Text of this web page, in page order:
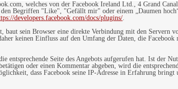
welches von der Facebook Ireland Ltd., 4 Grand
Begriffen "Like", "Gefällt mir" oder einem „Daumen
developers.facebook.com/docs/plugins/.
baut sein Browser eine direkte Verbindung mit den
keinen Einfluss auf den Umfang der Daten, die
Seite des Angebots aufgerufen hat. Ist der
oder einen Kommentar abgeben, wird die
dass Facebook seine IP-Adresse in Erfahrung